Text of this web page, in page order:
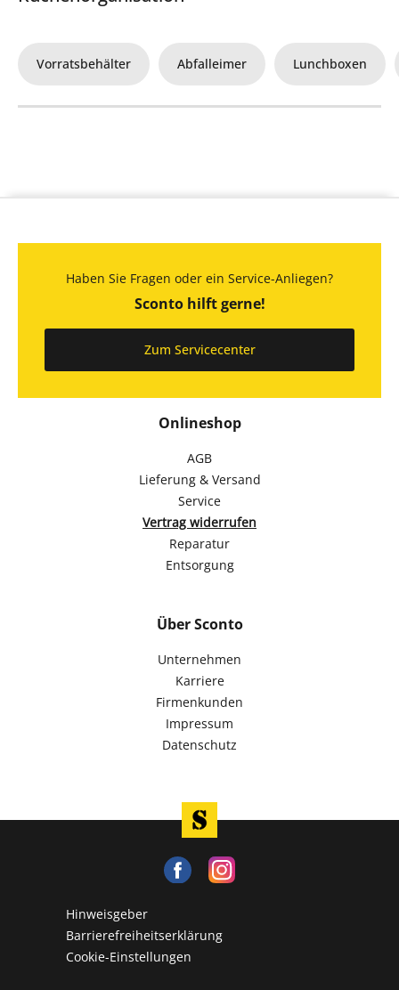
Vorratsbehälter Abfalleimer Lunchboxen
Onlineshop
AGB
Lieferung & Versand
Service
Vertrag widerrufen
Reparatur
Entsorgung
Über Sconto
Unternehmen
Karriere
Firmenkunden
Impressum
Datenschutz
Haben Sie Fragen oder ein Service-Anliegen?
Sconto hilft gerne!
Zum Servicecenter
Hinweisgeber
Barrierefreiheitserklärung
Cookie-Einstellungen